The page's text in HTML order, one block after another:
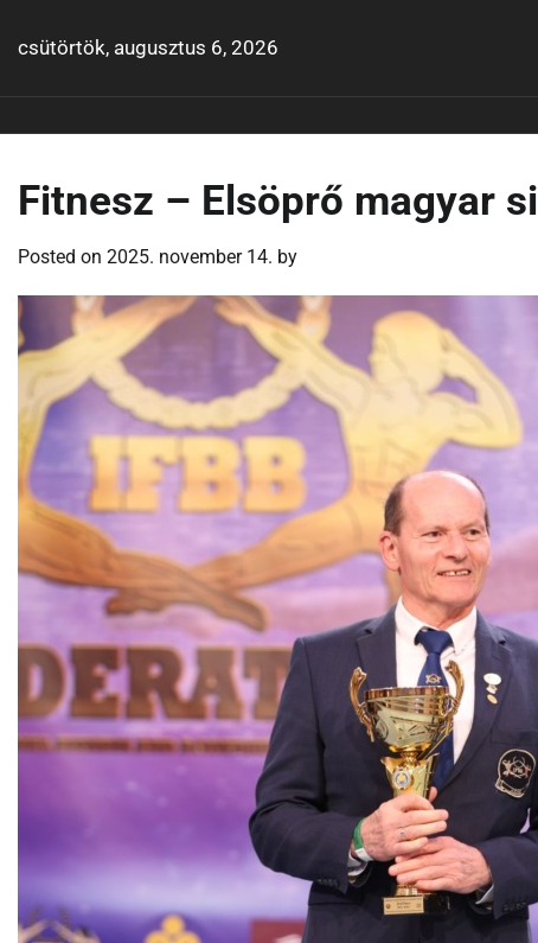
csütörtök, augusztus 6, 2026
Fitnesz – Elsöprő magyar
Posted on 2025. november 14. by